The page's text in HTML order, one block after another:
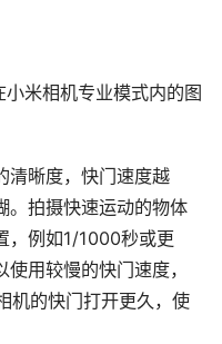
米相机专业模式内的图
清晰度，快门速度越
。拍摄快速运动的物体
，例如1/1000秒或更
用较慢的快门速度，
机的快门打开更久，使